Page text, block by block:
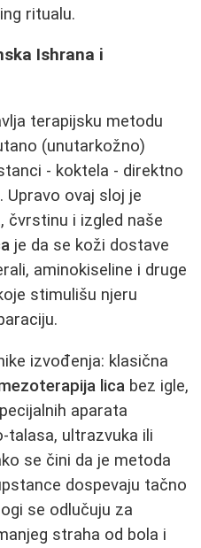
ritualu.
Ishrana i
terapijsku metodu
(unutarkožno)
- koktela - direktno
Upravo ovaj sloj je
čvrstinu i izgled naše
je da se koži dostave
aminokiseline i druge
stimulišu njeru
izvođenja: klasična
lica bez igle,
aparata
talasa, ultrazvuka ili
se čini da je metoda
dospevaju tačno
se odlučuju za
straha od bola i